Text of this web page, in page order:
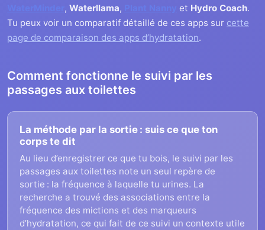
, Waterllama, et Hydro Coach.
Tu peux voir un comparatif détaillé de ces apps sur cette
page de comparaison des apps d’hydratation.
Comment fonctionne le suivi par les
passages aux toilettes
La méthode par la sortie : suis ce que ton
corps te dit
Au lieu d’enregistrer ce que tu bois, le suivi par les
passages aux toilettes note un seul repère de
sortie : la fréquence à laquelle tu urines. La
recherche a trouvé des associations entre la
fréquence des mictions et des marqueurs
d’hydratation, ce qui fait de ce suivi un contexte utile